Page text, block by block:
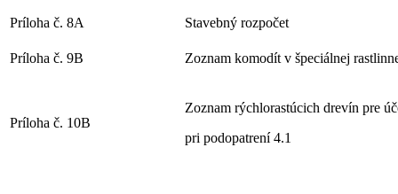
Príloha č. 8A Stavebný rozpočet
Príloha č. 9B Zoznam komodít v špeciálnej
Príloha č. 10B
Zoznam rýchlorastúcich drevín pre
pri podopatrení 4.1